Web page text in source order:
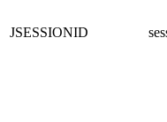
JSESSIONID